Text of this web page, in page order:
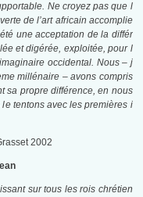
Ne croyez pas que l
de l’art africain accomplie
une acceptation de la différ
et digérée, exploitée, pour l
occidental. Nous – j
millénaire – avons compris
sa propre différence, en nous
tentons avec les premières i
2002
sur tous les rois chrétien